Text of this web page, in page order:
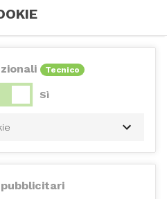
Tecnico
Sì
pubblicitari